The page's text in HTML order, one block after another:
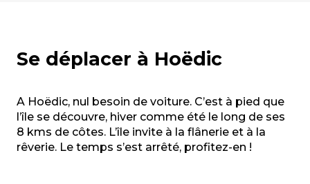
Se déplacer à Hoëdic
A Hoëdic, nul besoin de voiture. C’est à pied que
l’île se découvre, hiver comme été le long de ses
8 kms de côtes. L’île invite à la flânerie et à la
rêverie. Le temps s’est arrêté, profitez-en !